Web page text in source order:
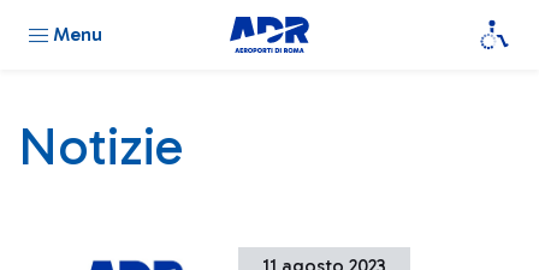
Menu
Notizie